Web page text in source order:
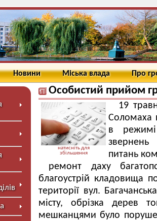
Новини Міська влада Про
Особистий прийом
натисніть для
збільшення
19
Соломаха
в режимі
звернень
питань
ремонт даху
благоустрій кладовища
території вул.
місту, обрізка дерев
мешканцями було